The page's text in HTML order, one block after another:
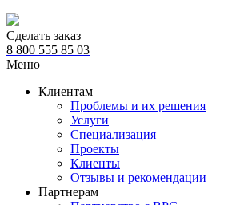
Сделать заказ
8 800 555 85 03
Меню
Клиентам
Проблемы и их решения
Услуги
Специализация
Проекты
Клиенты
Отзывы и рекомендации
Партнерам